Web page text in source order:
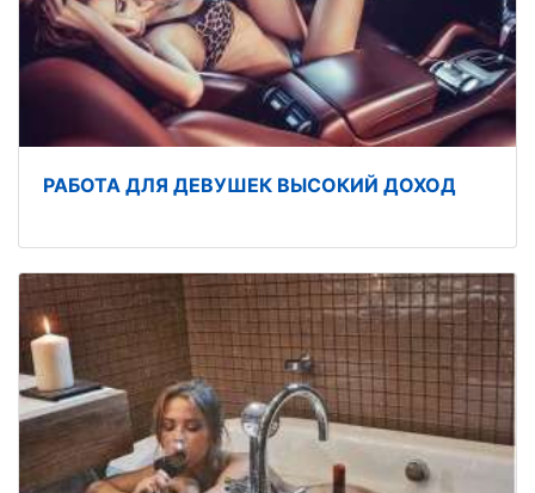
РАБОТА ДЛЯ ДЕВУШЕК ВЫСОКИЙ ДОХОД